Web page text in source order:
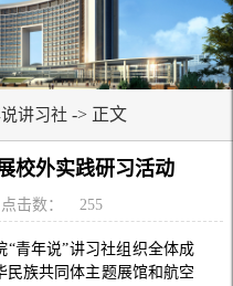
讲习社 -> 正文
校外实践研习活动
点击数： 255
“青年说”讲习社组织全体成
民族共同体主题展馆和航空